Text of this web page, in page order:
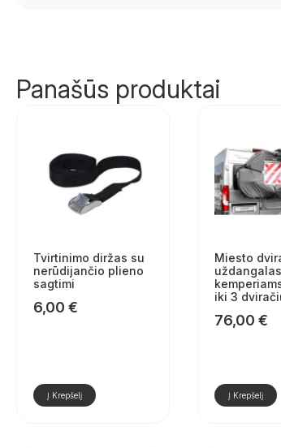
Panašūs produktai
Tvirtinimo diržas su
nerūdijančio plieno
sagtimi
6,00 €
Į Krepšelį
Miesto
uždangalas
iki 3
76,00 €
Į Krepšelį